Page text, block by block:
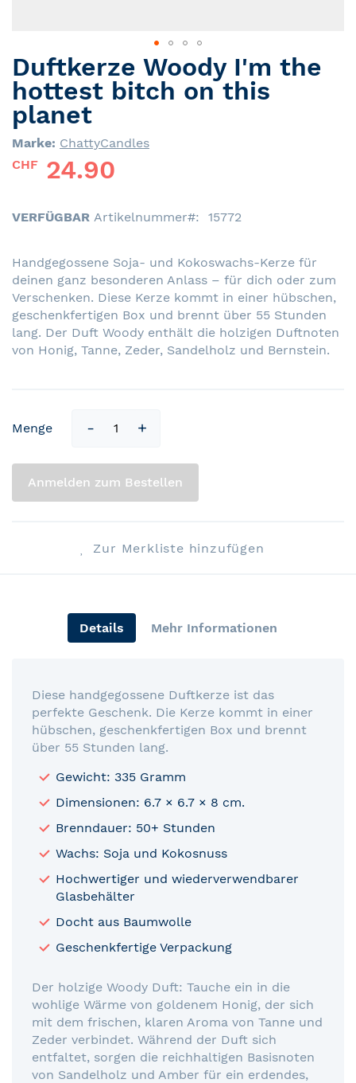
Skip
to
the
beginning
of
the
images
Duftkerze Woody I'm the
hottest bitch on this
planet
Marke: ChattyCandles
CHF 24.90
VERFÜGBAR Artikelnummer 15772
Handgegossene Soja- und Kokoswachs-Kerze für
deinen ganz besonderen Anlass – für dich oder zum
Verschenken. Diese Kerze kommt in einer hübschen,
geschenkfertigen Box und brennt über 55 Stunden
lang. Der Duft Woody enthält die holzigen Duftnoten
von Honig, Tanne, Zeder, Sandelholz und Bernstein.
Menge
Anmelden zum Bestellen
Zur Merkliste hinzufügen
Details Mehr Informationen
Diese handgegossene Duftkerze ist das
perfekte Geschenk. Die Kerze kommt in einer
hübschen, geschenkfertigen Box und brennt
über 55 Stunden lang.
Gewicht: 335 Gramm
Dimensionen: 6.7 × 6.7 × 8 cm.
Brenndauer: 50+ Stunden
Wachs: Soja und Kokosnuss
Hochwertiger und wiederverwendbarer
Glasbehälter
Docht aus Baumwolle
Geschenkfertige Verpackung
Der holzige Woody Duft: Tauche ein in die
wohlige Wärme von goldenem Honig, der sich
mit dem frischen, klaren Aroma von Tanne und
Zeder verbindet. Während der Duft sich
entfaltet, sorgen die reichhaltigen Basisnoten
von Sandelholz und Amber für ein erdendes,